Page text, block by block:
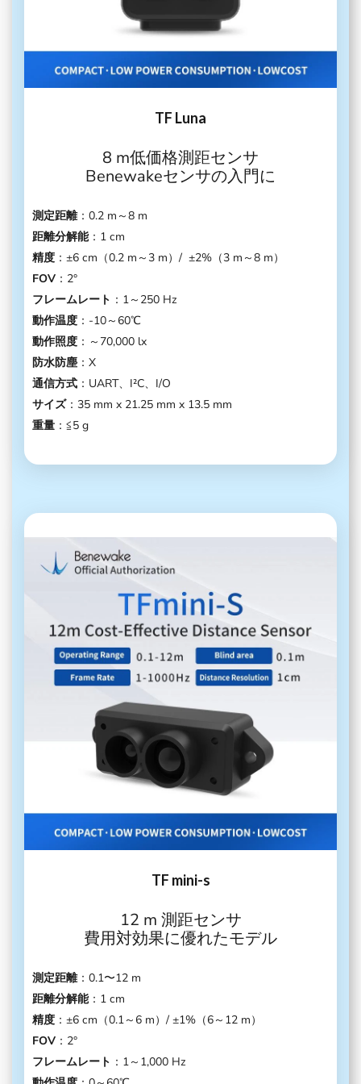
TF Luna
8 m低価格測距センサ
Benewakeセンサの入門に
測定距離：0.2 m～8 m
距離分解能：1 cm
精度 ：±6 cm（0.2 m～3 m）/ ±2%（3 m～8 m）
FOV ：2°
フレームレート ：1～250 Hz
動作温度 ：-10～60℃
動作照度 ：～70,000 lx
防水防塵 ：X
通信方式 ：UART、I²C、I/O
サイズ：35 mm x 21.25 mm x 13.5 mm
重量 ：≦5 g
TF mini-s
12 m 測距センサ
費用対効果に優れたモデル
測定距離：0.1〜12 m
距離分解能：1 cm
精度 ：±6 cm（0.1～6 m）/ ±1%（6～12 m）
FOV ：2°
フレームレート ：1～1,000 Hz